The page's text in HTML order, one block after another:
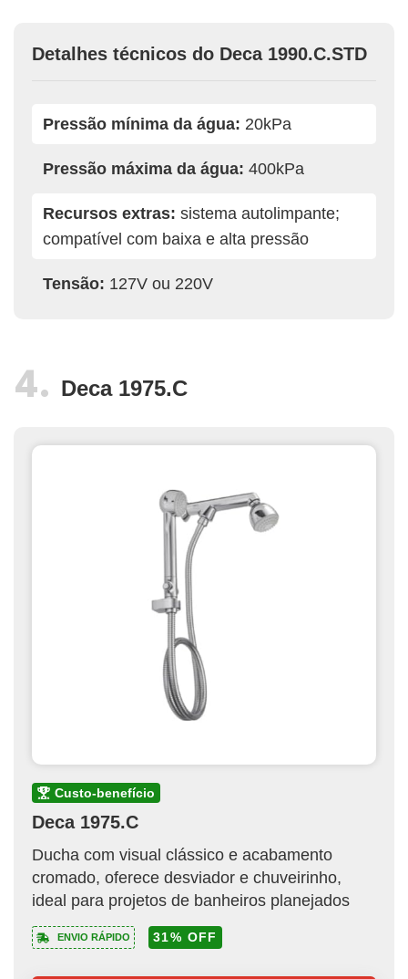
Detalhes técnicos do Deca 1990.C.STD
Pressão mínima da água: 20kPa
Pressão máxima da água: 400kPa
Recursos extras: sistema autolimpante;
compatível com baixa e alta pressão
Tensão: 127V ou 220V
Deca 1975.C
custo-benefício
Deca 1975.C
Ducha com visual clássico e acabamento
cromado, oferece desviador e chuveirinho,
ideal para projetos de banheiros planejados
ENVIO RÁPIDO 31% OFF